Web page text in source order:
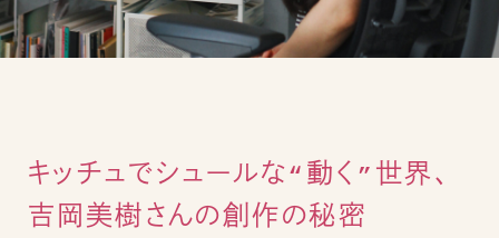
キッチュでシュールな“動く”世界、
吉岡美樹さんの創作の秘密